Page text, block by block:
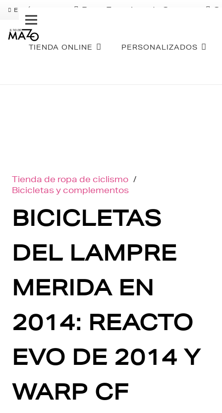
ENVÍO GRATIS Pago Fraccionado Sequra
TIENDA ONLINE PERSONALIZADOS
Tienda de ropa de ciclismo /
Bicicletas y complementos
BICICLETAS
DEL LAMPRE
MERIDA EN
2014: REACTO
EVO DE 2014 Y
WARP CF